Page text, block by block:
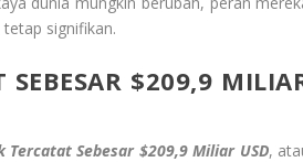
signifikan.
SEBESAR $209,9
Tercatat Sebesar $209,9 Miliar USD,